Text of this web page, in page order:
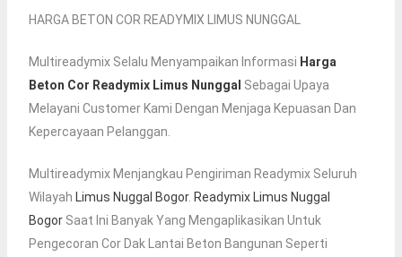
HARGA BETON COR READYMIX LIMUS NUNGGAL
Multireadymix Selalu Menyampaikan Informasi Harga
Beton Cor Readymix Limus Nunggal Sebagai Upaya
Melayani Customer Kami Dengan Menjaga Kepuasan Dan
Kepercayaan Pelanggan.
Multireadymix Menjangkau Pengiriman Readymix Seluruh
Wilayah Limus Nuggal Bogor. Readymix Limus Nuggal
BogorSaat Ini Banyak Yang Mengaplikasikan Untuk
Pengecoran Cor Dak Lantai Beton Bangunan Seperti